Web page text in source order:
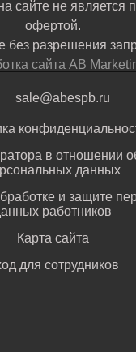
сайте не является
офертой.
без разрешения
сайта AB
sale@abespb.ru
в отношении
данных
и защите
работников
Карта сайта
для сотрудников